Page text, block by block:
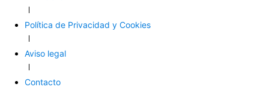
Política de Privacidad y Cookies
Aviso legal
Contacto